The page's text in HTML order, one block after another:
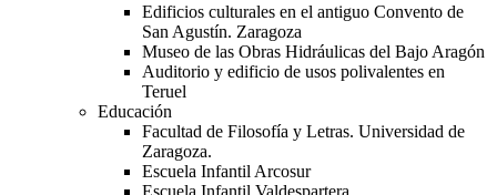
Edificios culturales en el antiguo Convento de
San Agustín. Zaragoza
Museo de las Obras Hidráulicas del Bajo Aragón
Auditorio y edificio de usos polivalentes en
Teruel
Educación
Facultad de Filosofía y Letras. Universidad de
Zaragoza.
Escuela Infantil Arcosur
Escuela Infantil Valdespartera